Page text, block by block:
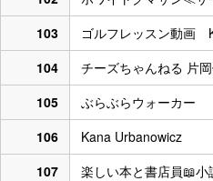
103
ゴルフレッスン動画
104
チーズちゃんねる 片
105
ぶらぶらウォーカー
106
Kana Urbanowicz
107
楽しい本と書店員📖